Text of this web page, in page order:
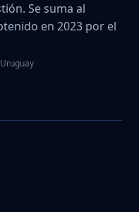
Se suma al
en 2023 por el